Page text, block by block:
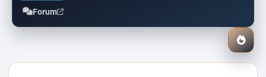
Forum
ce